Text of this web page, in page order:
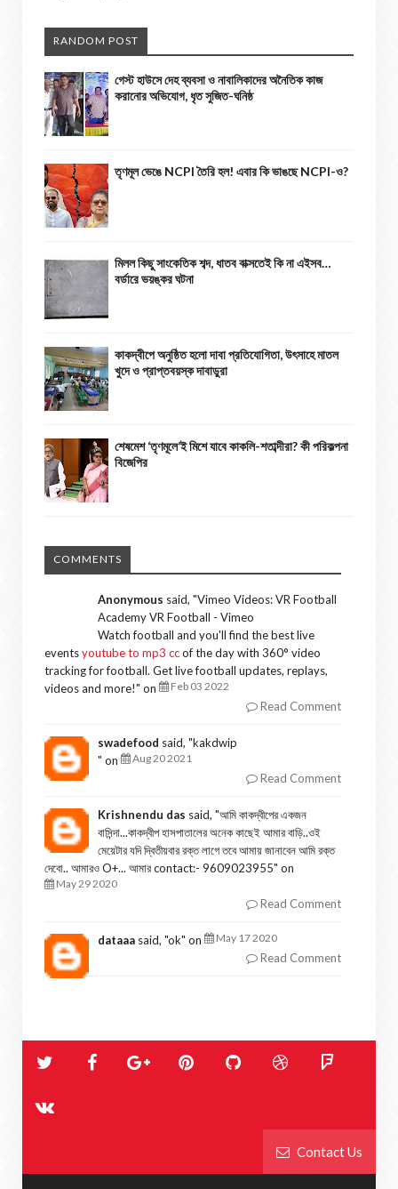
RANDOM POST
গেস্ট হাউসে দেহ ব্যবসা ও নাবালিকাদের অনৈতিক কাজ
করানোর অভিযোগ, ধৃত সুজিত-ঘনিষ্ঠ
তৃণমূল ভেঙে NCPI তৈরি হল! এবার কি ভাঙছে NCPI-ও?
মিলল কিছু সাংকেতিক শব্দ, ধাতব বাক্সতেই কি না এইসব…
বর্ডারে ভয়ঙ্কর ঘটনা
কাকদ্বীপে অনুষ্ঠিত হলো দাবা প্রতিযোগিতা, উৎসাহে মাতল
খুদে ও প্রাপ্তবয়স্ক দাবাড়ুরা
শেষমেশ ‘তৃণমূলে’ই মিশে যাবে কাকলি-শতাব্দীরা? কী পরিকল্পনা
বিজেপির
COMMENTS
Anonymous said, "Vimeo Videos: VR Football
Academy VR Football - Vimeo
Watch football and you'll find the best live
eventsyoutube to mp3 ccof the day with 360° video
tracking for football. Get live football updates, replays,
videos and more!" on Feb 03 2022
Read Comment
swadefood said, "kakdwip
" on
Aug 20 2021
Read Comment
Krishnendu das said, "আমি কাকদ্বীপের একজন
বাসিন্দা...কাকদ্বীপ হাসপাতালের অনেক কাছেই আমার বাড়ি..ওই
মেয়েটার যদি দ্বিতীয়বার রক্ত লাগে তবে আমায় জানাবেন আমি রক্ত
দেবো.. আমারও O+... আমার contact:- 9609023955" on
May 29 2020
Read Comment
dataaa said, "ok" on May 17 2020
Read Comment
Contact Us